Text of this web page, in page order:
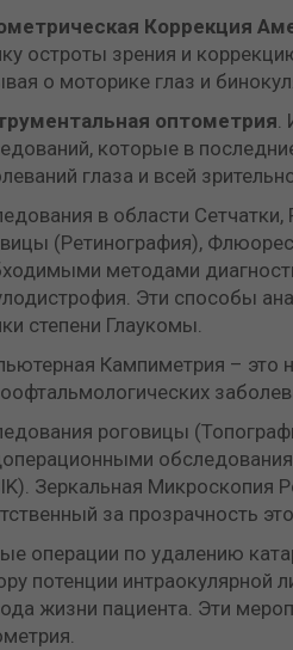
Коррекция
остроты зрения и
о моторике глаз и
оптометрия.
которые в
глаза и всей
в области
(Ретинография),
методами
Эти способы
степени Глаукомы.
Кампиметрия – это
роговицы
Зеркальная Микроскопия
за прозрачность
операции по удалению
потенции интраокулярной
жизни пациента. Эти